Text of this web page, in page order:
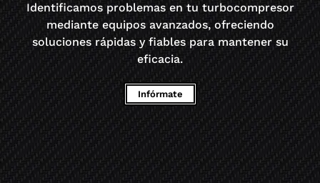
Identificamos problemas en tu turbocompresor
mediante equipos avanzados, ofreciendo
soluciones rápidas y fiables para mantener su
eficacia.
Infórmate